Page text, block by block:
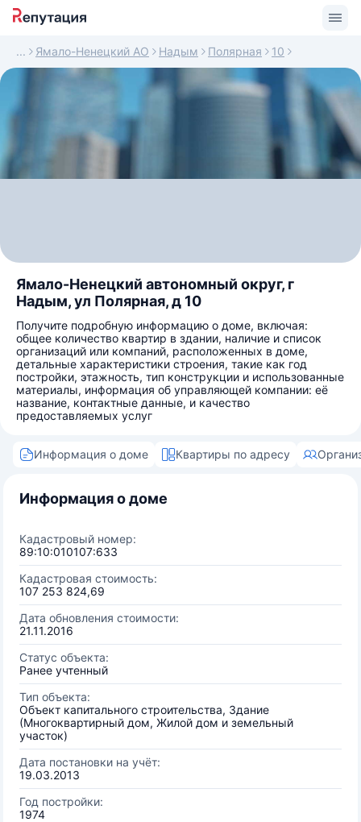
Ямало-Ненецкий АО Надым Полярная 10
Ямало-Ненецкий автономный округ, г
Надым, ул Полярная, д 10
Получите подробную информацию о доме, включая:
общее количество квартир в здании, наличие и список
организаций или компаний, расположенных в доме,
детальные характеристики строения, такие как год
постройки, этажность, тип конструкции и использованные
материалы, информация об управляющей компании: её
название, контактные данные, и качество
предоставляемых услуг
Информация о доме Квартиры по адресу
Информация о доме
Кадастровый номер:
89:10:010107:633
Кадастровая стоимость:
107 253 824,69
Дата обновления стоимости:
21.11.2016
Статус объекта:
Ранее учтенный
Тип объекта:
Объект капитального строительства, Здание
(Многоквартирный дом, Жилой дом и земельный
участок)
Дата постановки на учёт:
19.03.2013
Год постройки:
1974